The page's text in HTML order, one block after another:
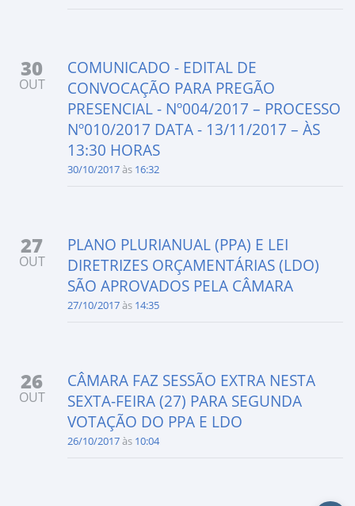
30
OUT
COMUNICADO - EDITAL DE
CONVOCAÇÃO PARA PREGÃO
PRESENCIAL - Nº004/2017 – PROCESSO
Nº010/2017 DATA - 13/11/2017 – ÀS
13:30 HORAS
30/10/2017às 16:32
27
OUT
PLANO PLURIANUAL (PPA) E LEI
DIRETRIZES ORÇAMENTÁRIAS (LDO)
SÃO APROVADOS PELA CÂMARA
27/10/2017às 14:35
26
OUT
CÂMARA FAZ SESSÃO EXTRA NESTA
SEXTA-FEIRA (27) PARA SEGUNDA
VOTAÇÃO DO PPA E LDO
26/10/2017às 10:04